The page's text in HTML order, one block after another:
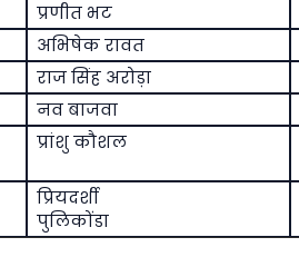
प्रणीत भट
अभिषेक रावत
राज सिंह अरोड़ा
नव बाजवा
प्रांशु कौशल
प्रियदर्शी
पुलिकोंडा